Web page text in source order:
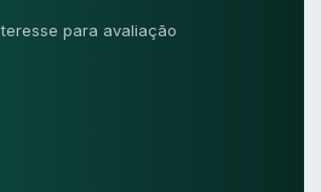
para avaliação